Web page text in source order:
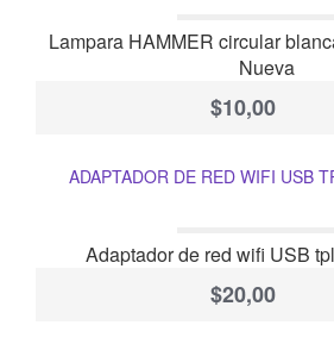
Lampara HAMMER circular
Nueva
$10,00
ADAPTADOR DE RED WIFI USB
Adaptador de red wifi USB
$20,00